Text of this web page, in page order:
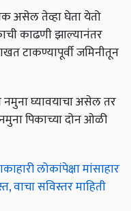
असेल तेव्हा घेता येतो
काढणी झाल्यानंतर
टाकण्यापूर्वी जमिनीतून
नमुना घ्यावयाचा असेल तर
पिकाच्या दोन ओळी
लोकांपेक्षा मांसाहार
वाचा सविस्तर माहिती